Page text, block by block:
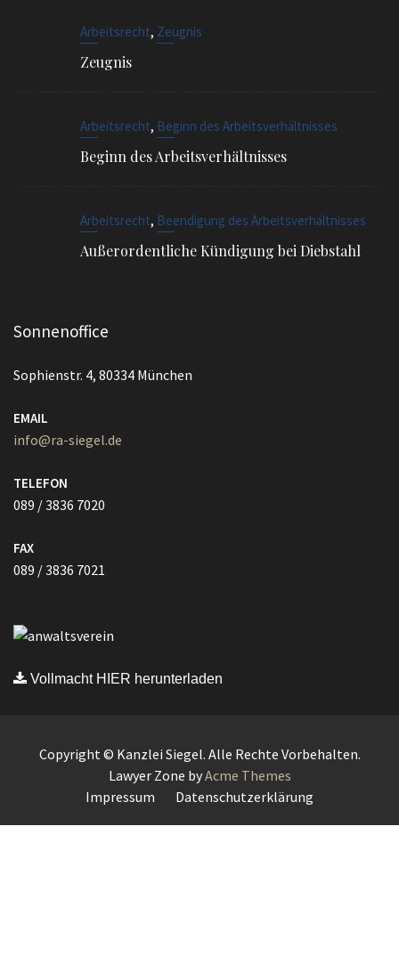
Arbeitsrecht, Zeugnis
Zeugnis
Arbeitsrecht, Beginn des Arbeitsverhältnisses
Beginn des Arbeitsverhältnisses
Arbeitsrecht, Beendigung des Arbeitsverhältnisses
Außerordentliche Kündigung bei Diebstahl
Sonnenoffice
Sophienstr. 4, 80334 München
EMAIL
info@ra-siegel.de
TELEFON
089 / 3836 7020
FAX
089 / 3836 7021
Vollmacht HIER herunterladen
Copyright © Kanzlei Siegel. Alle Rechte Vorbehalten.
Lawyer Zone byAcme Themes
Impressum
Datenschutzerklärung